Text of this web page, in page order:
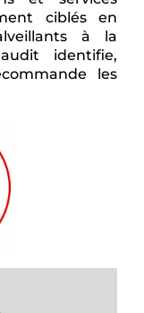
ciblés en
à la
identifie,
les